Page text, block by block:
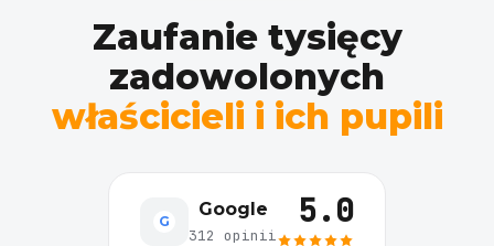
Zaufanie tysięcy
zadowolonych
właścicieli i ich pupili
G
Google
312 opinii
5.0